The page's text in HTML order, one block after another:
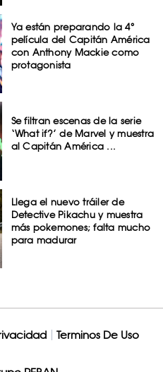
Ya están preparando la 4°
película del Capitán América
con Anthony Mackie como
protagonista
Se filtran escenas de la serie
‘What if?’ de Marvel y muestra
al Capitán América ...
Llega el nuevo tráiler de
Detective Pikachu y muestra
más pokemones; falta mucho
para madurar
Terminos De Uso